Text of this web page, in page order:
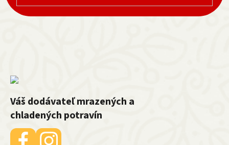
Váš dodávateľ mrazených a
chladených potravín